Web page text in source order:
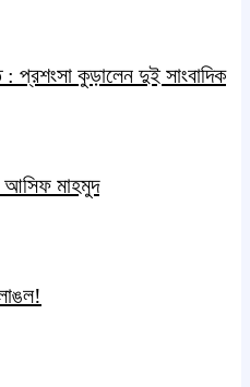
: প্রশংসা কুড়ালেন দুই সাংবাদিক
আসিফ মাহমুদ